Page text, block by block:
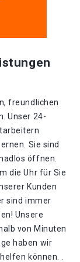
freundlichen
Unser 24-
Sie sind
öffnen.
die Uhr für Sie
Kunden
sind immer
Unsere
von Minuten
haben wir
können. .